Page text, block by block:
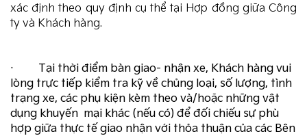
xác định theo quy định cụ thể tại Hợp đồng giữa Công
ty và Khách hàng.
· Tại thời điểm bàn giao- nhận xe, Khách hàng vui
lòng trực tiếp kiểm tra kỹ về chủng loại, số lượng, tình
trạng xe, các phụ kiện kèm theo và/hoặc những vật
dụng khuyến mại khác (nếu có) để đối chiếu sự phù
hợp giữa thực tế giao nhận với thỏa thuận của các Bên